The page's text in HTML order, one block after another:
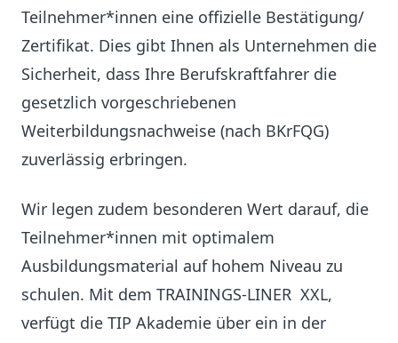
Teilnehmer*innen eine offizielle Bestätigung/
Zertifikat. Dies gibt Ihnen als Unternehmen die
Sicherheit, dass Ihre Berufskraftfahrer die
gesetzlich vorgeschriebenen
Weiterbildungsnachweise (nach BKrFQG)
zuverlässig erbringen.
Wir legen zudem besonderen Wert darauf, die
Teilnehmer*innen mit optimalem
Ausbildungsmaterial auf hohem Niveau zu
schulen. Mit dem TRAININGS-LINER XXL,
verfügt die TIP Akademie über ein in der